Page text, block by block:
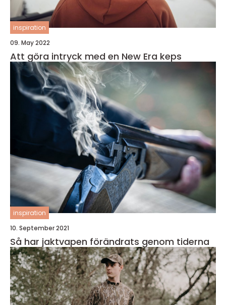
inspiration
09. May 2022
Att göra intryck med en New Era keps
inspiration
10. September 2021
Så har jaktvapen förändrats genom tiderna